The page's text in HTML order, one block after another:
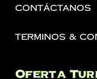
Contáctanos
Terminos &
Oferta